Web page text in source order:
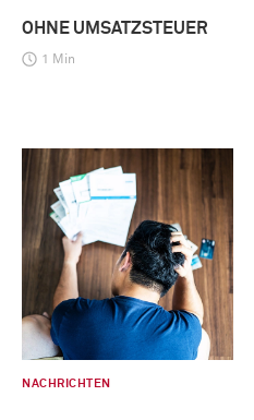
OHNE UMSATZSTEUER
1 Min
NACHRICHTEN